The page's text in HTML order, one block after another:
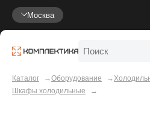
Москва
Каталог Оборудование
Шкафы холодильные